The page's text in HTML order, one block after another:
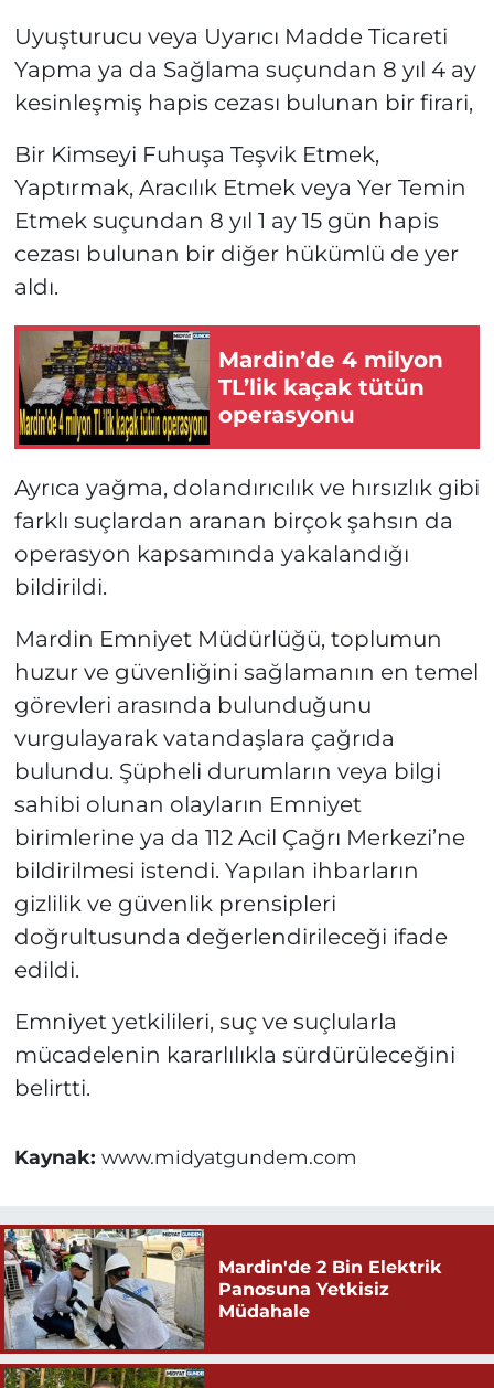
Uyuşturucu veya Uyarıcı Madde Ticareti
Yapma ya da Sağlama suçundan 8 yıl 4 ay
kesinleşmiş hapis cezası bulunan bir firari,
Bir Kimseyi Fuhuşa Teşvik Etmek,
Yaptırmak, Aracılık Etmek veya Yer Temin
Etmek suçundan 8 yıl 1 ay 15 gün hapis
cezası bulunan bir diğer hükümlü de yer
aldı.
Mardin’de 4 milyon
TL’lik kaçak tütün
operasyonu
Ayrıca yağma, dolandırıcılık ve hırsızlık gibi
farklı suçlardan aranan birçok şahsın da
operasyon kapsamında yakalandığı
bildirildi.
Mardin Emniyet Müdürlüğü, toplumun
huzur ve güvenliğini sağlamanın en temel
görevleri arasında bulunduğunu
vurgulayarak vatandaşlara çağrıda
bulundu. Şüpheli durumların veya bilgi
sahibi olunan olayların Emniyet
birimlerine ya da 112 Acil Çağrı Merkezi’ne
bildirilmesi istendi. Yapılan ihbarların
gizlilik ve güvenlik prensipleri
doğrultusunda değerlendirileceği ifade
edildi.
Emniyet yetkilileri, suç ve suçlularla
mücadelenin kararlılıkla sürdürüleceğini
belirtti.
Kaynak: www.midyatgundem.com
Mardin'de 2 Bin Elektrik
Panosuna Yetkisiz
Müdahale